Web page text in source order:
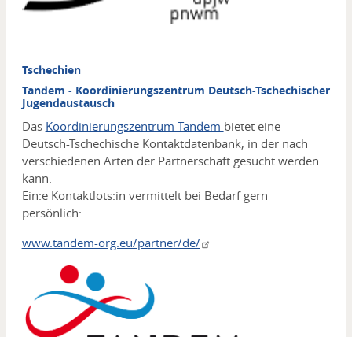
Tschechien
Tandem - Koordinierungszentrum Deutsch-Tschechischer
Jugendaustausch
Das Koordinierungszentrum Tandem bietet eine
Deutsch-Tschechische Kontaktdatenbank, in der nach
verschiedenen Arten der Partnerschaft gesucht werden
kann.
Ein:e Kontaktlots:in vermittelt bei Bedarf gern
persönlich:
www.tandem-org.eu/partner/de/